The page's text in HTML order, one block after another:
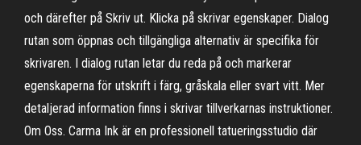
och därefter på Skriv ut. Klicka på skrivar egenskaper. Dialog
rutan som öppnas och tillgängliga alternativ är specifika för
skrivaren. I dialog rutan letar du reda på och markerar
egenskaperna för utskrift i färg, gråskala eller svart vitt. Mer
detaljerad information finns i skrivar tillverkarnas instruktioner.
Om Oss. Carma Ink är en professionell tatueringsstudio där